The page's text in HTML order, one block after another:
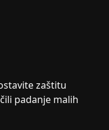
zaštitu
padanje malih